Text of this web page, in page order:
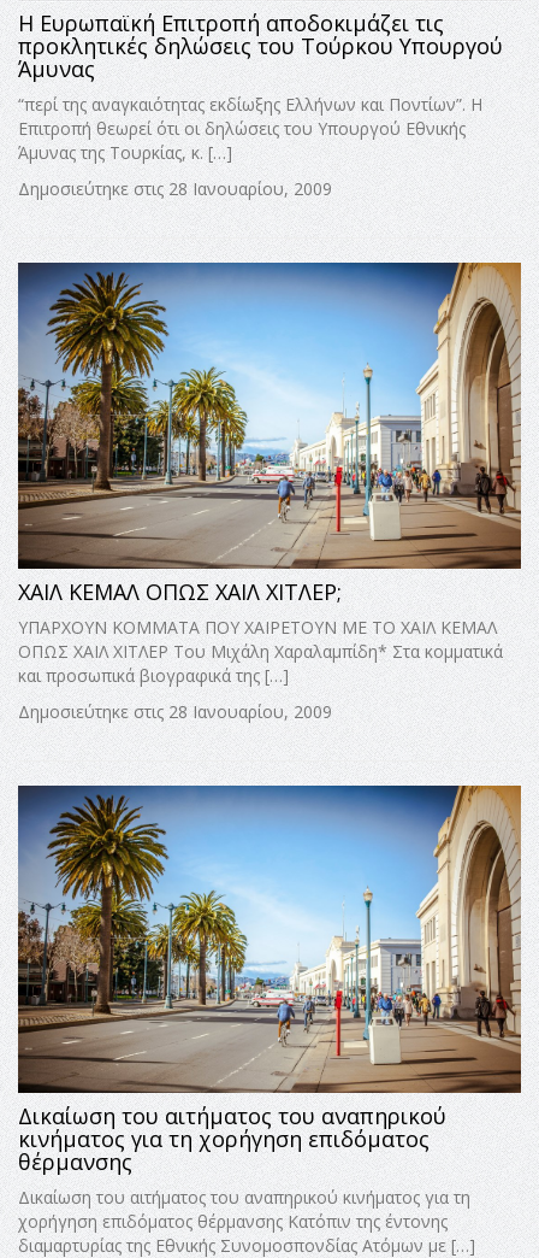
Η Ευρωπαϊκή Επιτροπή αποδοκιμάζει τις
προκλητικές δηλώσεις του Τούρκου Υπουργού
Άμυνας
“περί της αναγκαιότητας εκδίωξης Ελλήνων και Ποντίων”. Η
Επιτροπή θεωρεί ότι οι δηλώσεις του Υπουργού Εθνικής
Άμυνας της Τουρκίας, κ. […]
Δημοσιεύτηκε στις 28 Ιανουαρίου, 2009
ΧΑΙΛ ΚΕΜΑΛ ΟΠΩΣ ΧΑΙΛ ΧΙΤΛΕΡ;
ΥΠΑΡΧΟΥΝ ΚΟΜΜΑΤΑ ΠΟΥ ΧΑΙΡΕΤΟΥΝ ΜΕ ΤΟ ΧΑΙΛ ΚΕΜΑΛ
ΟΠΩΣ ΧΑΙΛ ΧΙΤΛΕΡ Του Μιχάλη Χαραλαμπίδη* Στα κομματικά
και προσωπικά βιογραφικά της […]
Δημοσιεύτηκε στις 28 Ιανουαρίου, 2009
Δικαίωση του αιτήματος του αναπηρικού
κινήματος για τη χορήγηση επιδόματος
θέρμανσης
Δικαίωση του αιτήματος του αναπηρικού κινήματος για τη
χορήγηση επιδόματος θέρμανσης Κατόπιν της έντονης
διαμαρτυρίας της Εθνικής Συνομοσπονδίας Ατόμων με […]